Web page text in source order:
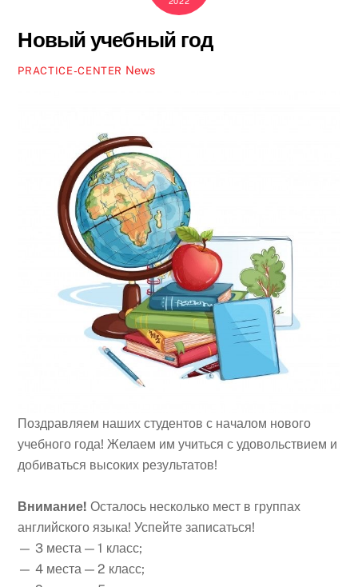
Новый учебный год
PRACTICE-CENTER News
Поздравляем наших студентов с началом нового
учебного года! Желаем им учиться с удовольствием и
добиваться высоких результатов!
Внимание! Осталось несколько мест в группах
английского языка! Успейте записаться!
— 3 места — 1 класс;
— 4 места — 2 класс;